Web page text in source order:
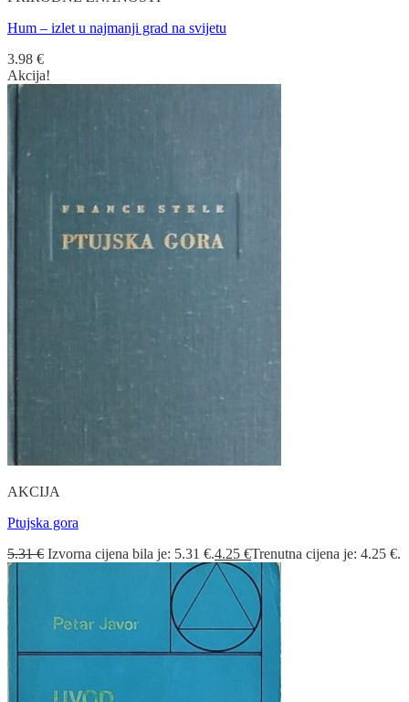
Hum – izlet u najmanji grad na svijetu
3.98 €
Akcija!
AKCIJA
Ptujska gora
5.31€ Izvorna cijena bila je: 5.31 €.4.25 €Trenutna cijena je: 4.25 €.